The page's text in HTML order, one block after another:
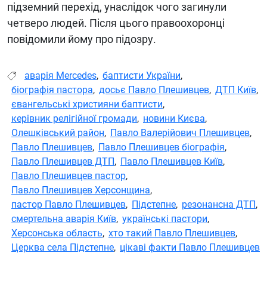
підземний перехід, унаслідок чого загинули
четверо людей. Після цього правоохоронці
повідомили йому про підозру.
аварія Mercedes, баптисти України,
біографія пастора, досьє Павло Плешивцев, ДТП Київ,
євангельські християни баптисти,
керівник релігійної громади, новини Києва,
Олешківський район, Павло Валерійович Плешивцев,
Павло Плешивцев, Павло Плешивцев біографія,
Павло Плешивцев ДТП, Павло Плешивцев Київ,
Павло Плешивцев пастор,
Павло Плешивцев Херсонщина,
пастор Павло Плешивцев, Підстепне, резонансна ДТП,
смертельна аварія Київ, українські пастори,
Херсонська область, хто такий Павло Плешивцев,
Церква села Підстепне, цікаві факти Павло Плешивцев